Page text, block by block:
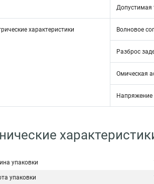
Допустимая
характеристики Волновое
Разброс
Омическая
Напряжение
упаковки
упаковки